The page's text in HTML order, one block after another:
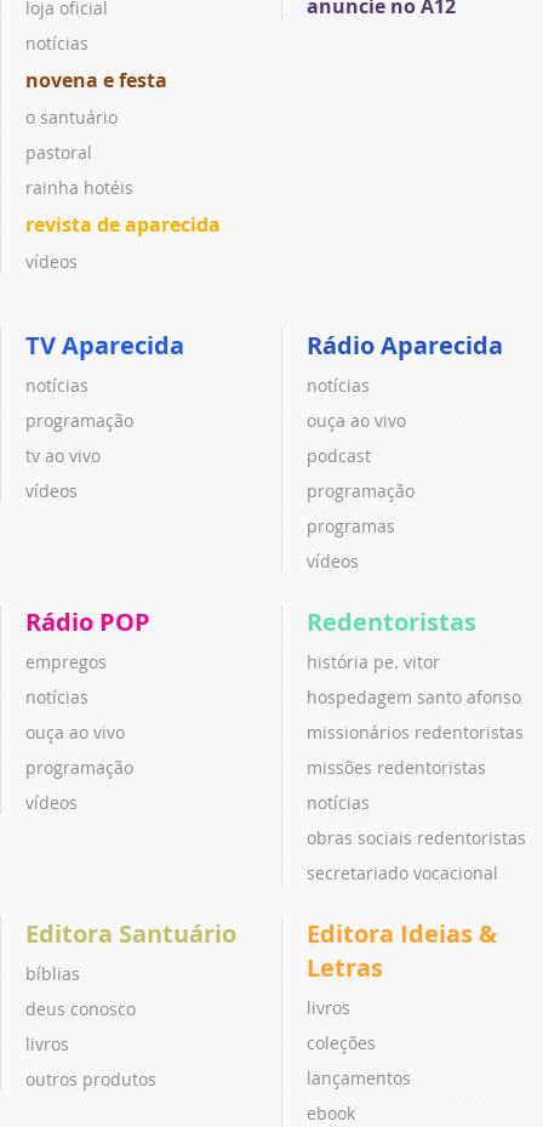
loja oficial
notícias
novena e festa
o santuário
pastoral
rainha hotéis
revista de aparecida
vídeos
anuncie no A12
TV Aparecida
notícias
programação
tv ao vivo
vídeos
Rádio Aparecida
notícias
ouça ao vivo
podcast
programação
programas
vídeos
Rádio POP
empregos
notícias
ouça ao vivo
programação
vídeos
Redentoristas
história pe. vitor
hospedagem santo afonso
missionários redentoristas
missões redentoristas
notícias
obras sociais redentoristas
secretariado vocacional
Editora Santuário
bíblias
deus conosco
livros
outros produtos
Editora Ideias &
Letras
livros
coleções
lançamentos
ebook